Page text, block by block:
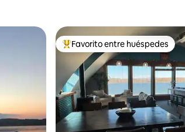
Favorito entre los huéspedes
Favorito entre huéspedes